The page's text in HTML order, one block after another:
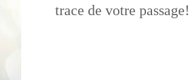
trace de votre passage!